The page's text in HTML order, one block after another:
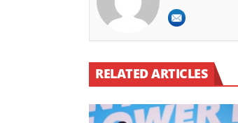
RELATED ARTICLES